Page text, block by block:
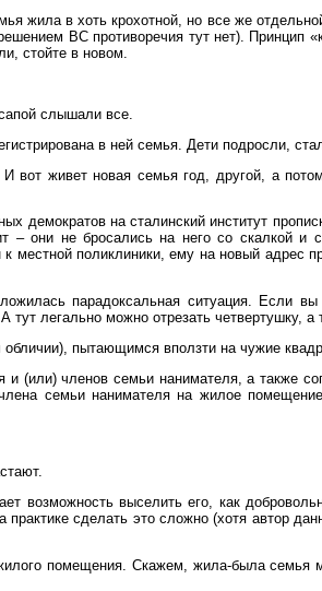
жила в хоть крохотной, но все же
ВС противоречия тут нет). Принцип
стойте в новом.
слышали все.
в ней семья. Дети подросли,
живет новая семья год, другой, а
демократов на сталинский институт
они не бросались на него со скалкой и
местной поликлиники, ему на новый адрес
парадоксальная ситуация. Если
легально можно отрезать четвертушку, а
пытающимся вползти на чужие
и (или) членов семьи нанимателя, а также
семьи нанимателя на жилое
возможность выселить его, как
сделать это сложно (хотя автор
помещения. Скажем, жила-была